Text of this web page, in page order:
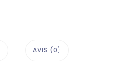
AVIS (0)